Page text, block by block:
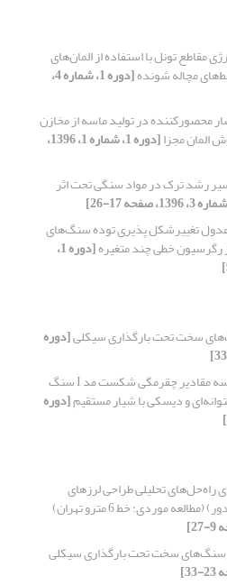
مقاطع تونل با استفاده از المان‌های
مچاله شونده [دوره 1، شماره 4،
محصورکننده در تولید ماسه از مخازن
المان مجزا [دوره 1، شماره 1، 1396،
رشد ترک در مواد سنگی تحت اثر
تغییرشکل‌ پذیری توده سنگ‌های
رگرسیون خطی چند متغیره [دوره 1،
سخت تحت بارگذاری سیکلی[دوره
مقایسه مقادیر چقرمگی شکست مد I سنگ
و دیسکی با شیار مستقیم[دوره
راه‌حل‌های تحلیلی طراحی لرزهای
موردی: خط 6 مترو تهران)
سنگ‌های سخت تحت بارگذاری سیکلی